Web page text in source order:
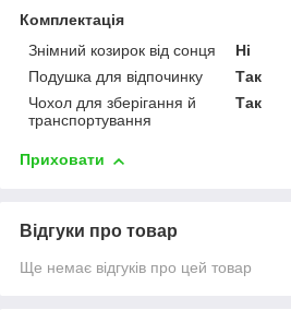
Комплектація
Знімний козирок від сонця
Ні
Подушка для відпочинку
Так
Чохол для зберігання й
транспортування
Так
Приховати
Відгуки про товар
Ще немає відгуків про цей товар